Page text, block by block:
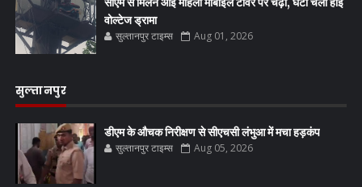
वोल्टेज ड्रामा
सुल्तानपुर टाइम्स Aug 01, 2026
सुल्तानपुर
डीएम के औचक निरीक्षण से सीएचसी लंभुआ में मचा हड़कंप
सुल्तानपुर टाइम्स Aug 05, 2026